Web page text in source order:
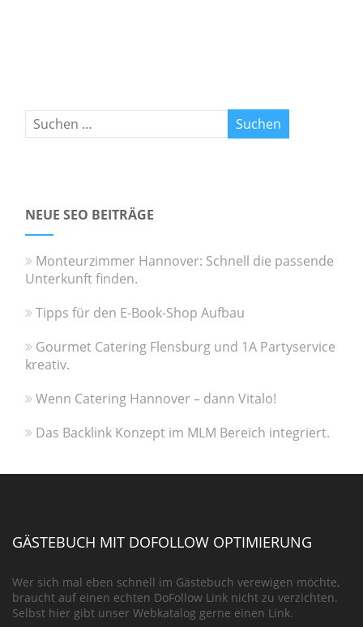
NEUE SEO BEITRÄGE
Monteurzimmer Hannover: Schnell die passende
Unterkunft finden.
Tipps für den E-Book-Shop Aufbau
Gourmet Catering Flensburg und 1A Partyservice
kreativ.
Wenn Catering Hannover – dann Vitalo!
Das Backlink Konzept im MLM Bereich integriert.
GÄSTEBUCH MIT DOFOLLOW OPTIMIERUNG
Wer sich mal eben schnell im Gästebuch verewigen möchte,
braucht auf einen echten DoFollow Link nicht zu verzichten.
Selbst hier gibt unser Webkatalog gerne einen Link.